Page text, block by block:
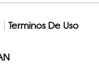
Terminos De Uso